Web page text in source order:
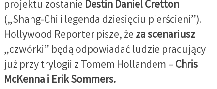
projektu zostanie Destin Daniel Cretton
(„Shang-Chi i legenda dziesięciu pierścieni”).
Hollywood Reporter pisze, żeza scenariusz
„czwórki” będą odpowiadać ludzie pracujący
już przy trylogii z Tomem Hollandem –Chris
McKenna i Erik Sommers.